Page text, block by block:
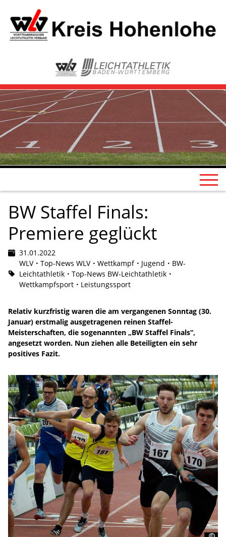
BW Staffel Finals:
Premiere geglückt
31.01.2022
WLV
Top-News WLV Wettkampf Jugend
BW-
Leichtathletik
Top-News BW-Leichtathletik
Wettkampfsport
Leistungssport
Relativ kurzfristig waren die am vergangenen Sonntag (30.
Januar) erstmalig ausgetragenen reinen Staffel-
Meisterschaften, die sogenannten „BW Staffel Finals“,
angesetzt worden. Nun ziehen alle Beteiligten ein sehr
positives Fazit.